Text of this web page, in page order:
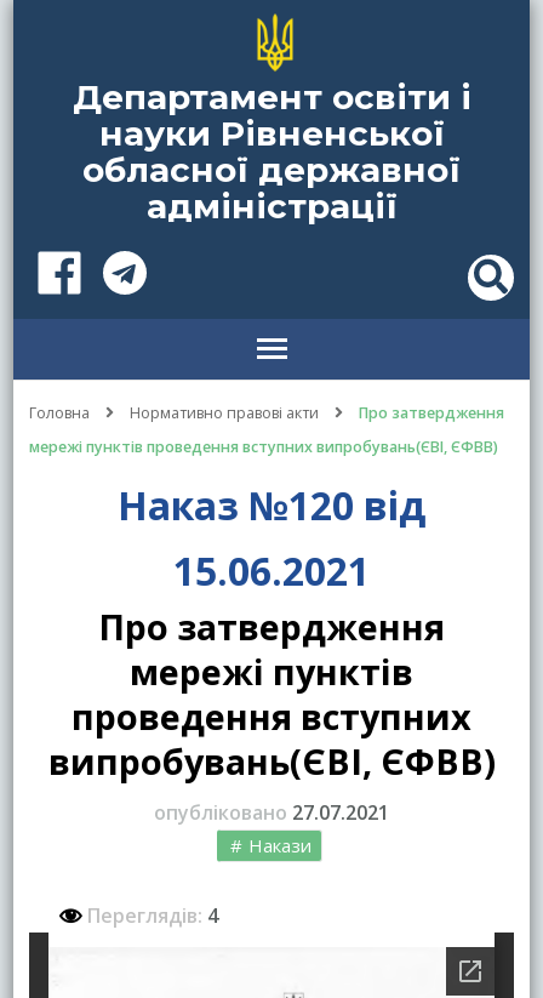
Департамент освіти і
науки Рівненської
обласної державної
адміністрації
Головна Нормативно правові акти
Про затвердження
мережі пунктів проведення вступних випробувань(ЄВІ, ЄФВВ)
Наказ №120 від
15.06.2021
Про затвердження
мережі пунктів
проведення вступних
випробувань(ЄВІ, ЄФВВ)
опубліковано 27.07.2021
Накази
Переглядів: 4